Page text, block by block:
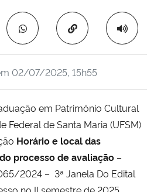
Inovações e Comunicações
Copiar para área
02/07/2025, 15h55
em Patrimônio Cultural
Federal de Santa Maria (UFSM)
Horário e local das
processo de avaliação –
2024 – 3ª Janela Do Edital
no II semestre de 2025.